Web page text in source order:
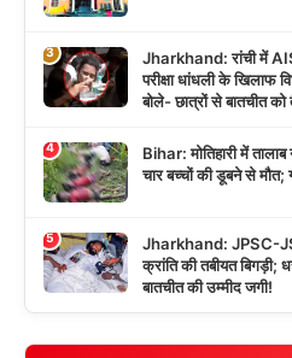
3
Jharkhand: रांची में
परीक्षा धांधली के खिलाफ
बोले- छात्रों से बातचीत को
4
Bihar: मोतिहारी में
चार बच्चों की डूबने से मौत;
5
Jharkhand: JPSC-
क्रांति की तबीयत
बातचीत की उम्मीद जगी!